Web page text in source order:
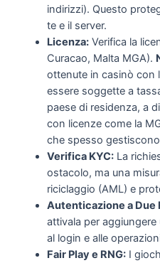
indirizzi). Questo
te e il server.
Licenza: Verifica la
Curacao, Malta MGA).
ottenute in casinò con
essere soggette a
paese di residenza, a
con licenze come la
che spesso
Verifica KYC: La
ostacolo, ma una
riciclaggio (AML) e
Autenticazione a Due
attivala per
al login e alle
Fair Play e RNG: I